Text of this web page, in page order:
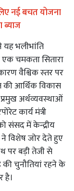
नई बचत योजना
ब्याज
यह भलीभांति
एक चमकता सितारा
वैश्विक स्‍तर पर
की आर्थिक विकास
अर्थव्‍यवस्‍थाओं
कार्य मंत्री
संसद में केन्‍द्रीय
विशेष जोर देते हुए
पर बड़ी तेजी से
चुनौतियां रहने के
है।